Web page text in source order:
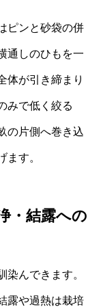
ピンと砂袋の併
通しのひもを一
体が引き締まり
みで低く絞る
の片側へ巻き込
ます。
・結露への
んできます。
露や過熱は栽培